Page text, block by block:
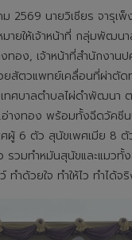
2569 นายวิเชียร จารุเ
ายให้เจ้าหน้าที่ กลุ่มพัฒน
อง, เจ้าหน้าที่สำนักงานป
ยสัตวแพทย์เคลื่อนที่ผ่าตัด
ทศบาลตำบลไผ่ดำพัฒนา
างทอง พร้อมทั้งฉีดวัคซี
ศผู้ 6 ตัว สุนัขเพศเมีย 8
รวมทำหมันสุนัขและแมวทั้
ำด้วยใจ ทำให้ไว ทำได้จริ